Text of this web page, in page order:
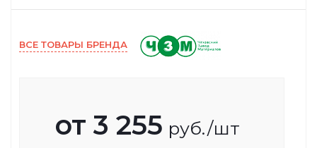
ВСЕ ТОВАРЫ БРЕНДА
от 3 255 руб./шт